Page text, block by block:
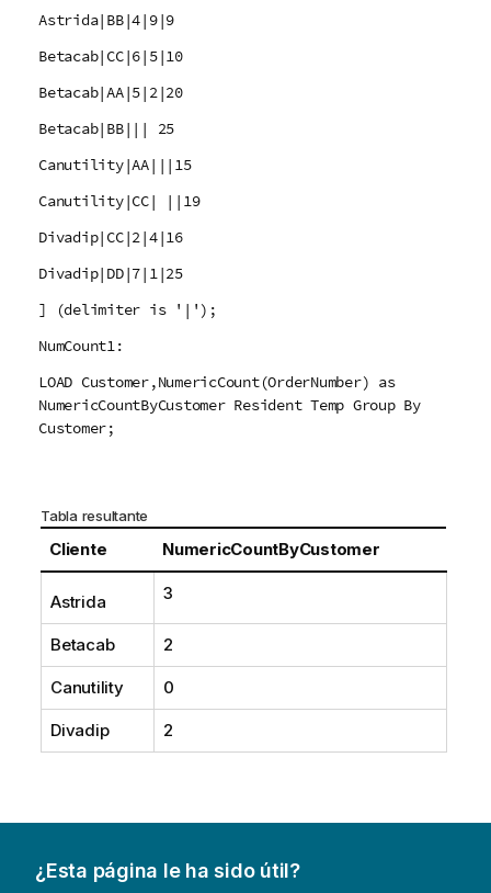
Astrida|BB|4|9|9
Betacab|CC|6|5|10
Betacab|AA|5|2|20
Betacab|BB||| 25
Canutility|AA|||15
Canutility|CC| ||19
Divadip|CC|2|4|16
Divadip|DD|7|1|25
] (delimiter is '|');
NumCount1:
LOAD Customer,NumericCount(OrderNumber) as
NumericCountByCustomer Resident Temp Group By
Customer;
Tabla resultante
Cliente NumericCountByCustomer
Astrida 3
Betacab 2
Canutility 0
Divadip 2
¿Esta página le ha sido útil?